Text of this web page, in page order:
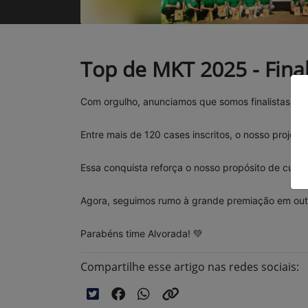
Top de MKT 2025 -
Com orgulho, anunciamos que somos finalistas
Entre mais de 120 cases inscritos, o nosso
Essa conquista reforça o nosso propósito de
Agora, seguimos rumo à grande premiação em
Parabéns time Alvorada! 💚
Compartilhe esse artigo nas redes sociais: